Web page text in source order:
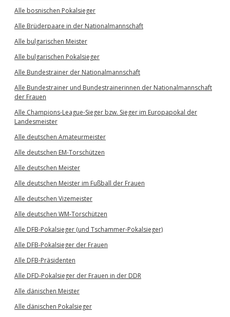
Alle bosnischen Pokalsieger
Alle Brüderpaare in der Nationalmannschaft
Alle bulgarischen Meister
Alle bulgarischen Pokalsieger
Alle Bundestrainer der Nationalmannschaft
Alle Bundestrainer und Bundestrainerinnen der Nationalmannschaft
der Frauen
Alle Champions-League-Sieger bzw. Sieger im Europapokal der
Landesmeister
Alle deutschen Amateurmeister
Alle deutschen EM-Torschützen
Alle deutschen Meister
Alle deutschen Meister im Fußball der Frauen
Alle deutschen Vizemeister
Alle deutschen WM-Torschützen
Alle DFB-Pokalsieger (und Tschammer-Pokalsieger)
Alle DFB-Pokalsieger der Frauen
Alle DFB-Präsidenten
Alle DFD-Pokalsieger der Frauen in der DDR
Alle dänischen Meister
Alle dänischen Pokalsieger